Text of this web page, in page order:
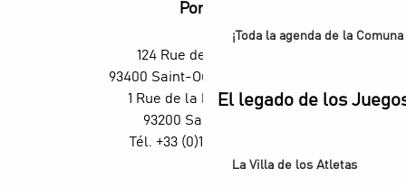
¡Toda la agenda de la
El legado de los
La Villa de los Atletas
Portes
124 Rue des Rosiers,
93400 Saint-Ouen-sur-Seine
1 Rue de la République,
93200 Saint-Denis
Tél. +33 (0)1 55 870 870